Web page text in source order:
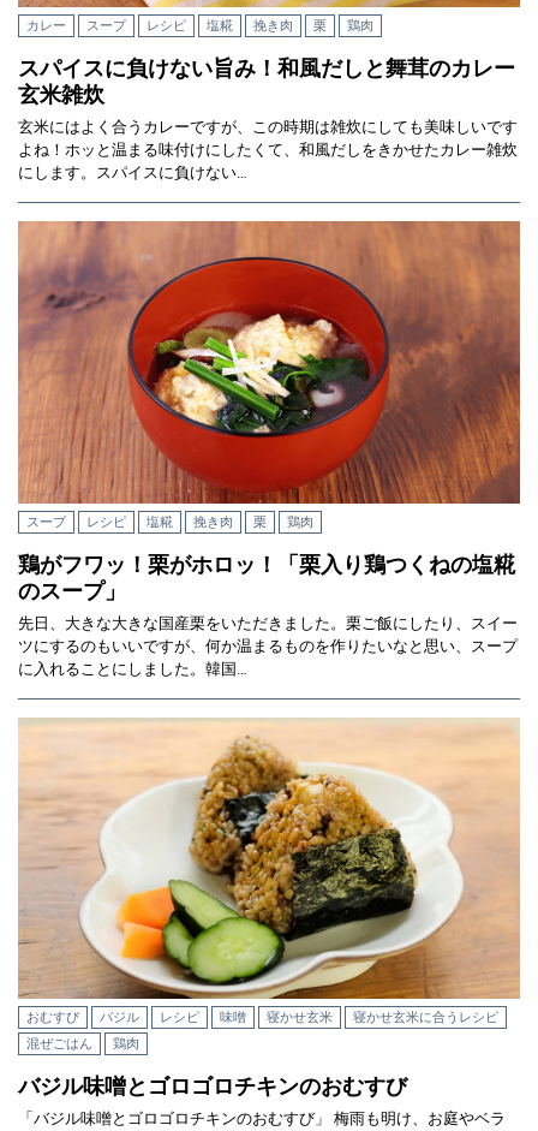
カレー スープ レシピ 塩糀 挽き肉 栗 鶏肉
スパイスに負けない旨み！和風だしと舞茸のカレー
玄米雑炊
玄米にはよく合うカレーですが、この時期は雑炊にしても美味しいです
よね！ホッと温まる味付けにしたくて、和風だしをきかせたカレー雑炊
にします。スパイスに負けない…
スープ レシピ 塩糀 挽き肉 栗 鶏肉
鶏がフワッ！栗がホロッ！「栗入り鶏つくねの塩糀
のスープ」
先日、大きな大きな国産栗をいただきました。栗ご飯にしたり、スイー
ツにするのもいいですが、何か温まるものを作りたいなと思い、スープ
に入れることにしました。韓国…
おむすび バジル レシピ 味噌 寝かせ玄米
寝かせ玄米に合うレシピ
混ぜごはん
鶏肉
バジル味噌とゴロゴロチキンのおむすび
「バジル味噌とゴロゴロチキンのおむすび」 梅雨も明け、お庭やベラ